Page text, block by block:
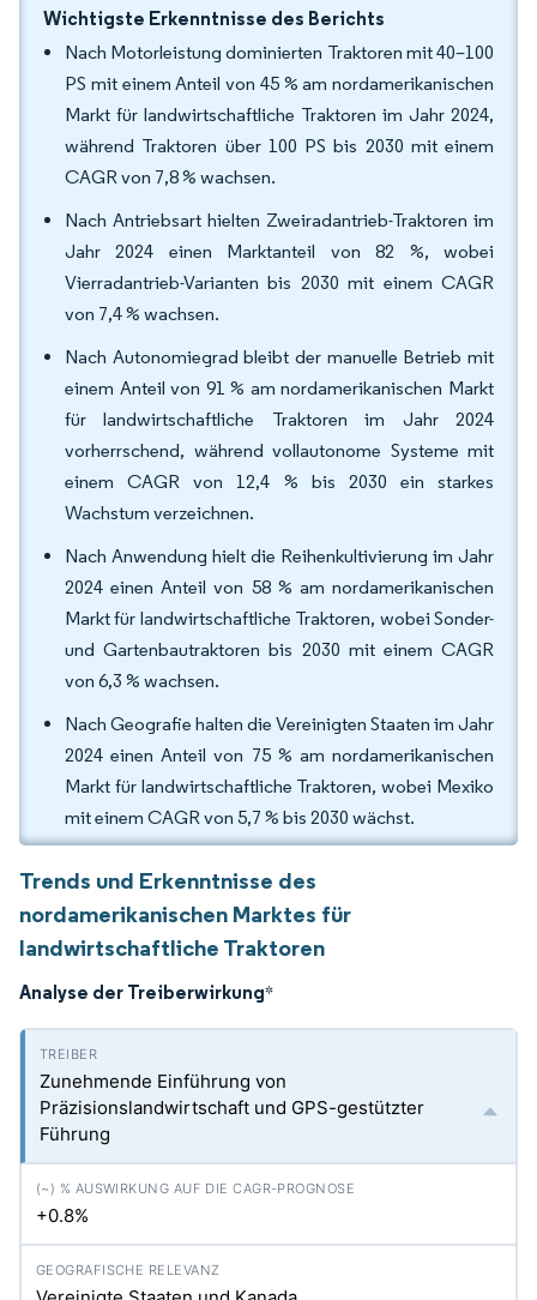
Wichtigste Erkenntnisse des Berichts
Nach Motorleistung dominierten Traktoren mit 40–100
PS mit einem Anteil von 45 % am nordamerikanischen
Markt für landwirtschaftliche Traktoren im Jahr 2024,
während Traktoren über 100 PS bis 2030 mit einem
CAGR von 7,8 % wachsen.
Nach Antriebsart hielten Zweiradantrieb-Traktoren im
Jahr 2024 einen Marktanteil von 82 %, wobei
Vierradantrieb-Varianten bis 2030 mit einem CAGR
von 7,4 % wachsen.
Nach Autonomiegrad bleibt der manuelle Betrieb mit
einem Anteil von 91 % am nordamerikanischen Markt
für landwirtschaftliche Traktoren im Jahr 2024
vorherrschend, während vollautonome Systeme mit
einem CAGR von 12,4 % bis 2030 ein starkes
Wachstum verzeichnen.
Nach Anwendung hielt die Reihenkultivierung im Jahr
2024 einen Anteil von 58 % am nordamerikanischen
Markt für landwirtschaftliche Traktoren, wobei Sonder-
und Gartenbautraktoren bis 2030 mit einem CAGR
von 6,3 % wachsen.
Nach Geografie halten die Vereinigten Staaten im Jahr
2024 einen Anteil von 75 % am nordamerikanischen
Markt für landwirtschaftliche Traktoren, wobei Mexiko
mit einem CAGR von 5,7 % bis 2030 wächst.
Trends und Erkenntnisse des
nordamerikanischen Marktes für
landwirtschaftliche Traktoren
Analyse der Treiberwirkung*
Zunehmende Einführung von
Präzisionslandwirtschaft und GPS-gestützter
Führung
+0.8%